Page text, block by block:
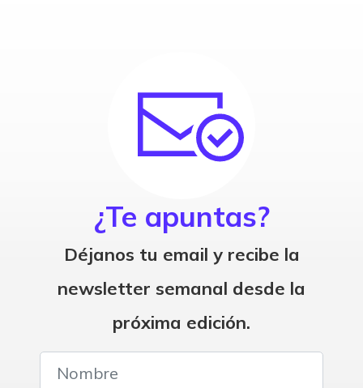
¿Te apuntas?
Déjanos tu email y recibe la
newsletter semanal desde la
próxima edición.